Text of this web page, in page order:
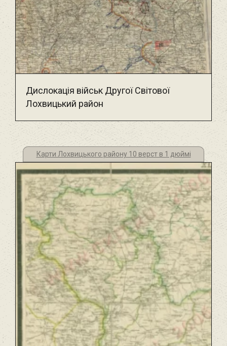
Дислокація військ Другої Світової
Лохвицький район
Карти Лохвицького району 10 верст в 1 дюймі